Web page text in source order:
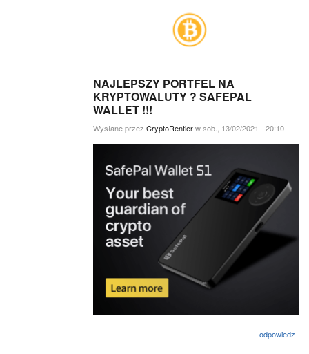
NAJLEPSZY PORTFEL NA
KRYPTOWALUTY ? SAFEPAL
WALLET !!!
Wysłane przez CryptoRentierw sob., 13/02/2021 - 20:10
odpowiedz